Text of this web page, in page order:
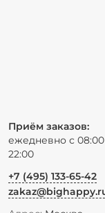
Приём заказов:
ежедневно с
22:00
+7 (495) 133-65-42